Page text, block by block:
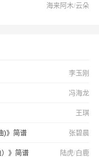
海来阿木/云朵
李玉刚
冯海龙
王琪
张碧晨
)》简谱
陆虎/白鹿
）》简谱